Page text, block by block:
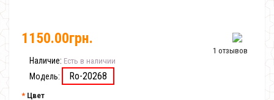
1 отзывов
1150.00грн.
Наличие: Есть в наличии
Модель: Ro-20268
Цвет